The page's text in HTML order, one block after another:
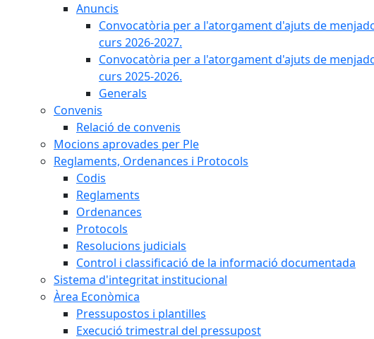
Anuncis
Convocatòria per a l'atorgament d'ajuts de
curs 2026-2027.
Convocatòria per a l'atorgament d'ajuts de
curs 2025-2026.
Generals
Convenis
Relació de convenis
Mocions aprovades per Ple
Reglaments, Ordenances i Protocols
Codis
Reglaments
Ordenances
Protocols
Resolucions judicials
Control i classificació de la informació documentada
Sistema d'integritat institucional
Àrea Econòmica
Pressupostos i plantilles
Execució trimestral del pressupost